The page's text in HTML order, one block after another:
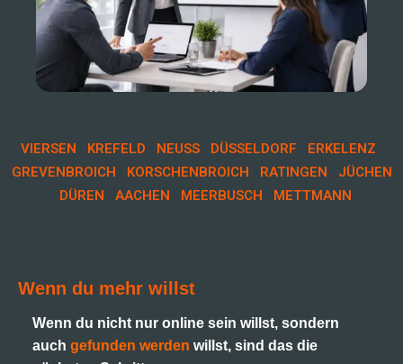
VIERSEN KREFELD NEUSS· DÜSSELDORF ERKELENZ
GREVENBROICH KORSCHENBROICH RATINGEN JÜCHEN
DÜREN AACHEN MEERBUSCH METTMANN
Wenn du mehr willst
Wenn du nicht nur online sein willst, sondern
auch gefunden werden willst, sind das die